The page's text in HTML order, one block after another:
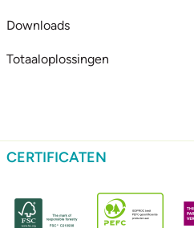
Downloads
Totaaloplossingen
CERTIFICATEN